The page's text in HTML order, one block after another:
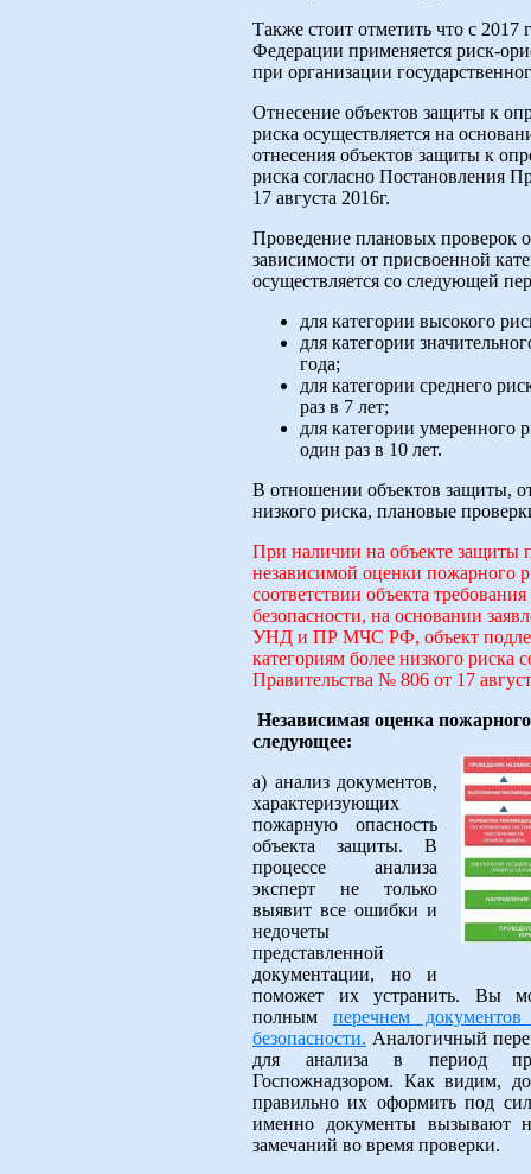
Также стоит отметить что с 2017
Федерации применяется риск-
при организации
Отнесение объектов защиты к
риска осуществляется на
отнесения объектов защиты к
риска согласно Постановления
17 августа 2016г.
Проведение плановых проверок
зависимости от присвоенной
осуществляется со следующей
для категории высокого
для категории
года;
для категории среднего
раз в 7 лет;
для категории умеренного
один раз в 10 лет.
В отношении объектов защиты,
низкого риска, плановые
При наличии на объекте защиты
независимой оценки пожарного
соответствии объекта
безопасности, на основании
УНД и ПР МЧС РФ, объект
категориям более низкого риска
Правительства № 806 от 17
Независимая оценка
следующее:
а) анализ документов,
характеризующих
пожарную опасность
объекта защиты. В
процессе анализа
эксперт не только
выявит все ошибки и
недочеты
представленной
документации, но и
поможет их устранить. Вы
полным перечнем
безопасности. Аналогичный
для анализа в период
Госпожнадзором. Как видим,
правильно их оформить под
именно документы вызывают
замечаний во время проверки.